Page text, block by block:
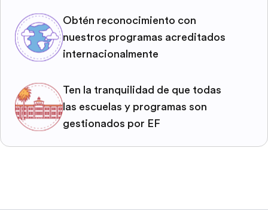
Obtén reconocimiento con
nuestros programas acreditados
internacionalmente
Ten la tranquilidad de que todas
las escuelas y programas son
gestionados por EF